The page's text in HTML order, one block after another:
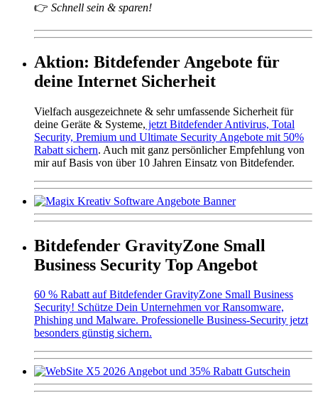
👉 Schnell sein & sparen!
Aktion: Bitdefender Angebote für
deine Internet Sicherheit
Vielfach ausgezeichnete & sehr umfassende Sicherheit für
deine Geräte & Systeme, jetzt Bitdefender Antivirus, Total
Security, Premium und Ultimate Security Angebote mit 50%
Rabatt sichern. Auch mit ganz persönlicher Empfehlung von
mir auf Basis von über 10 Jahren Einsatz von Bitdefender.
Bitdefender GravityZone Small
Business Security Top Angebot
60 % Rabatt auf Bitdefender GravityZone Small Business
Security! Schütze Dein Unternehmen vor Ransomware,
Phishing und Malware. Professionelle Business-Security jetzt
besonders günstig sichern.